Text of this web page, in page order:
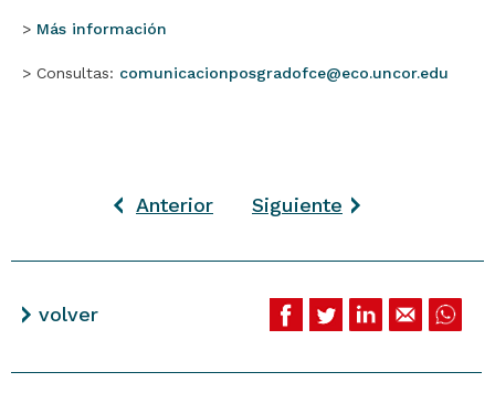
volver
> Más información
> Consultas: comunicacionposgradofce@eco.uncor.edu
Anterior Siguiente